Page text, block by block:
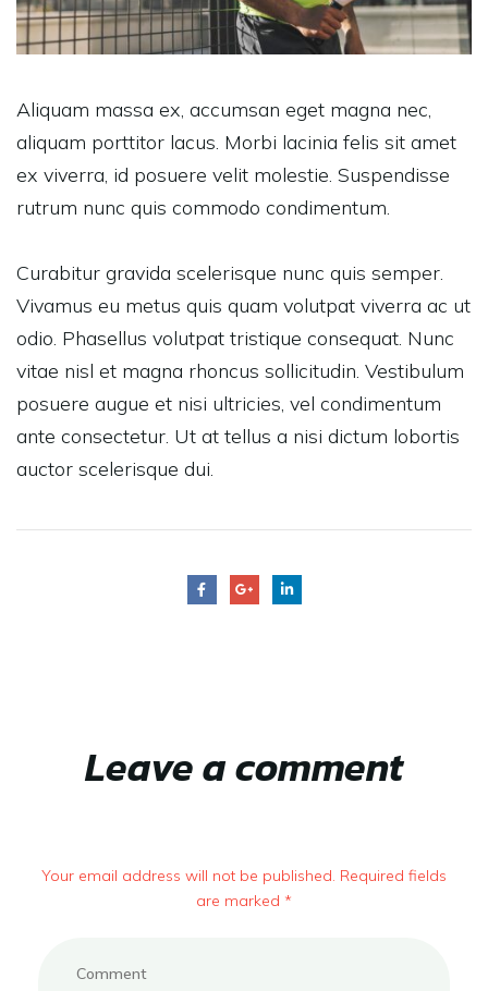
Aliquam massa ex, accumsan eget magna nec,
aliquam porttitor lacus. Morbi lacinia felis sit amet
ex viverra, id posuere velit molestie. Suspendisse
rutrum nunc quis commodo condimentum.
Curabitur gravida scelerisque nunc quis semper.
Vivamus eu metus quis quam volutpat viverra ac ut
odio. Phasellus volutpat tristique consequat. Nunc
vitae nisl et magna rhoncus sollicitudin. Vestibulum
posuere augue et nisi ultricies, vel condimentum
ante consectetur. Ut at tellus a nisi dictum lobortis
auctor scelerisque dui.
Leave a comment
Your email address will not be published. Required fields
are marked *